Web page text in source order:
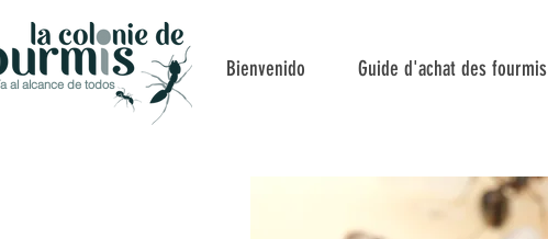
al alcance de todos
Bienvenido Guide d'achat des fourmis